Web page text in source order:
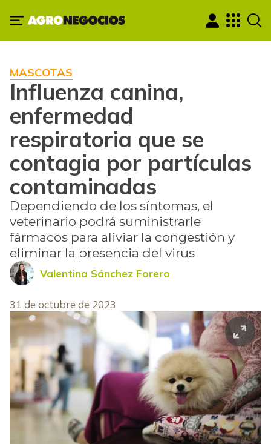
MASCOTAS
Influenza canina,
enfermedad
respiratoria que se
contagia por partículas
contaminadas
Dependiendo de los síntomas, el
veterinario podrá suministrarle
fármacos para aliviar la congestión y
eliminar la presencia del virus
Valentina Sánchez Forero
31 de octubre de 2023